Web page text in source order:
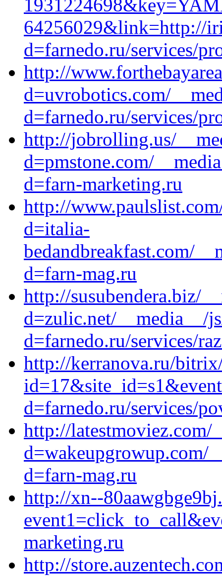
64256029&link=http://
d=farnedo.ru/services/
http://
d=uvrobotics.com/
d=farnedo.ru/services/
http://jobrolling.us/
d=pmstone.com/
d=farn-marketing.ru
http://
d=italia-
bedandbreakfast.com/
d=farn-mag.ru
http://susubendera.biz/
d=zulic.net/__media__/
d=farnedo.ru/services/
http://kerranova.ru/
d=farnedo.ru/services/
http://latestmoviez.com/
d=wakeupgrowup.com/
d=farn-mag.ru
http://xn--
marketing.ru
http://